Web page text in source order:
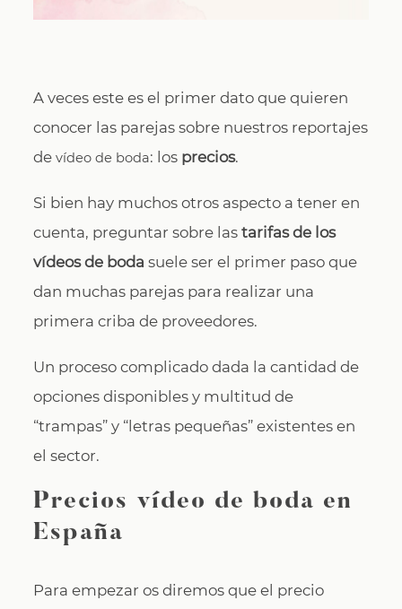
A veces este es el primer dato que quieren
conocer las parejas sobre nuestros reportajes
devídeo de boda: los precios.
Si bien hay muchos otros aspecto a tener en
cuenta, preguntar sobre lastarifas de los
vídeos de boda suele ser el primer paso que
dan muchas parejas para realizar una
primera criba de proveedores.
Un proceso complicado dada la cantidad de
opciones disponibles y multitud de
“trampas” y “letras pequeñas” existentes en
el sector.
Precios vídeo de boda en
España
Para empezar os diremos que el precio